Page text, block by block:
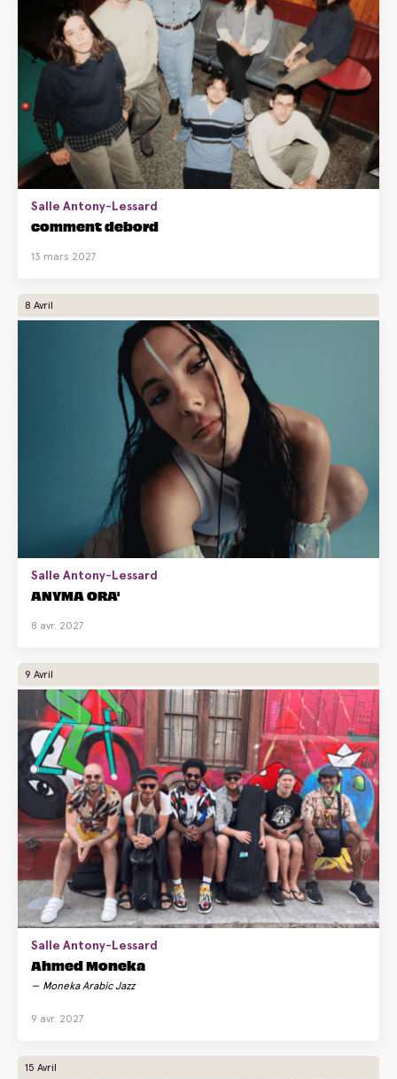
Salle Antony-Lessard
comment debord
13 mars 2027
8 Avril
Salle Antony-Lessard
ANYMA ORA'
8 avr. 2027
9 Avril
Salle Antony-Lessard
Ahmed Moneka
Moneka Arabic Jazz
9 avr. 2027
15 Avril